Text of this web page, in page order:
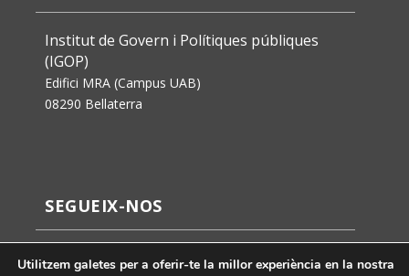
Institut de Govern i Polítiques públiques
(IGOP)
Edifici MRA (Campus UAB)
08290 Bellaterra
SEGUEIX-NOS
Utilitzem galetes per a oferir-te la millor experiència en la nostra